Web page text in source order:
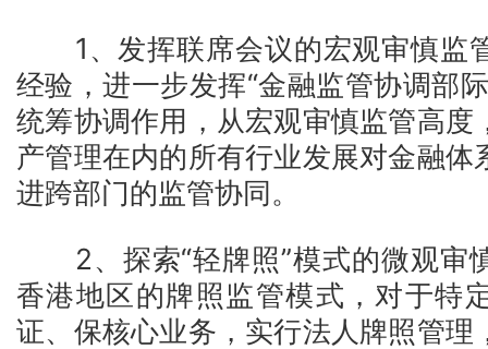
1、发挥联席会议的宏观审慎监
经验，进一步发挥“金融监管协调部
统筹协调作用，从宏观审慎监管高度
产管理在内的所有行业发展对金融体
进跨部门的监管协同。
2、探索“轻牌照”模式的微观审
香港地区的牌照监管模式，对于特
证、保核心业务，实行法人牌照管理